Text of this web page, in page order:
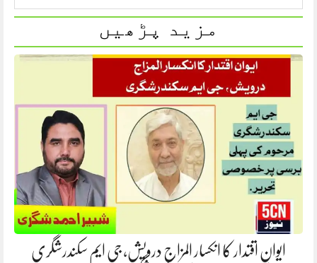
مزید پڑھیں
ایوانِ اقتدار کا انکسار المزاج درویش، جی ایم سکندرشگری